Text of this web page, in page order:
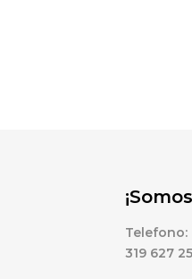
Telefono:
319 627